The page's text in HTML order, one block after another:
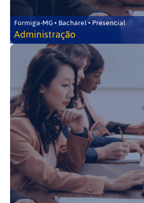
Formiga-MG • Bacharel • Presencial
Administração